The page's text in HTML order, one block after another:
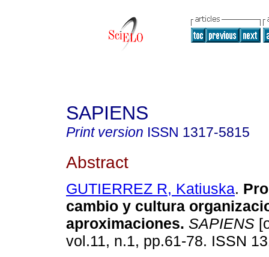
SAPIENS
Print version ISSN 1317-5815
Abstract
GUTIERREZ R, Katiuska.
cambio y cultura
aproximaciones. SAPIENS
vol.11, n.1, pp.61-78. ISSN